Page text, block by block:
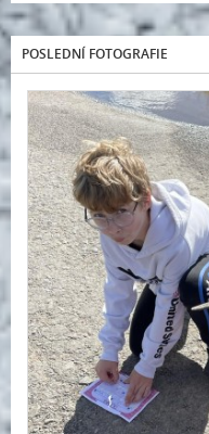
POSLEDNÍ FOTOGRAFIE